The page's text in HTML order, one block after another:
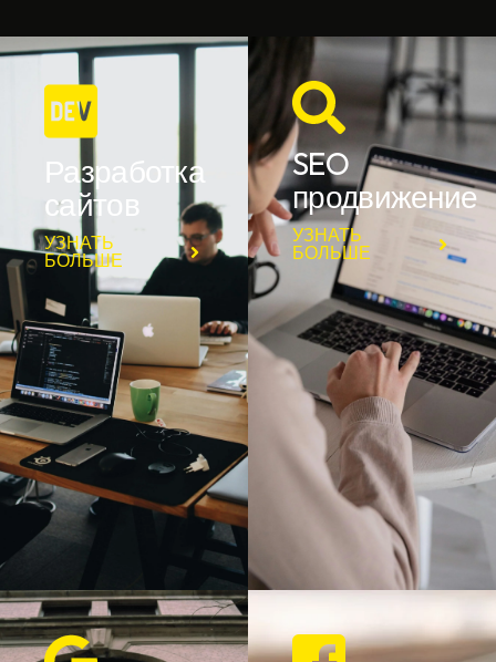
Разработка
сайтов
УЗНАТЬ
БОЛЬШЕ
SEO
продвижение
УЗНАТЬ
БОЛЬШЕ